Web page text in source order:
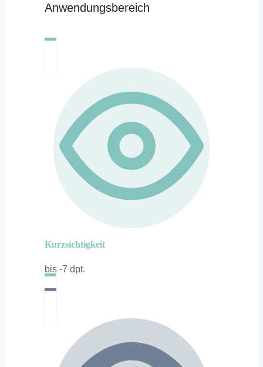
Anwendungsbereich
Kurzsichtigkeit
bis -7 dpt.